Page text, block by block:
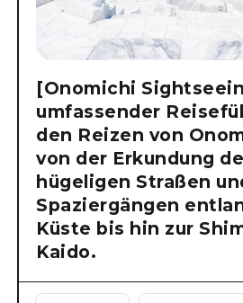
[Onomichi
umfassender
den Reizen von
von der Erkundung
hügeligen Straßen
Spaziergängen
Küste bis hin zur
Kaido.